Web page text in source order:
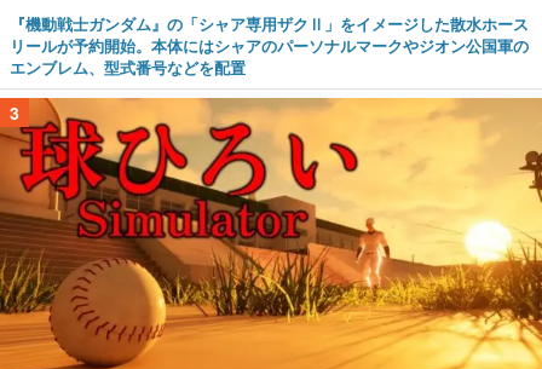
『機動戦士ガンダム』の「シャア専用ザクⅡ」をイメージした散水ホース
リールが予約開始。本体にはシャアのパーソナルマークやジオン公国軍の
エンブレム、型式番号などを配置
3